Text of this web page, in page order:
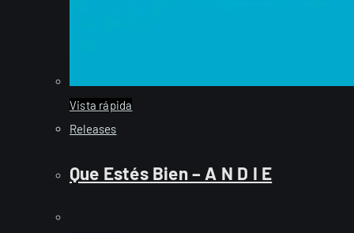
Vista rápida
Releases
Que Estés Bien – A N D I E